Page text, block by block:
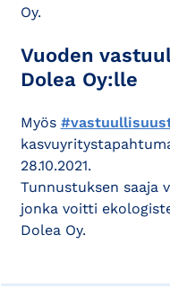
Oy.
Vuoden
Dolea Oy:lle
Myös
28.10.2021.
Tunnustuksen saaja
jonka voitti
Dolea Oy.